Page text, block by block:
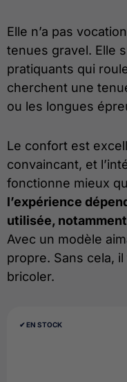
Elle n’a pas
tenues gravel. Elle
pratiquants qui
cherchent une
ou les longues
Le confort est
convaincant, et
fonctionne mieux
l’expérience
utilisée,
Avec un modèle
propre. Sans cela,
bricoler.
✔︎ EN STOCK